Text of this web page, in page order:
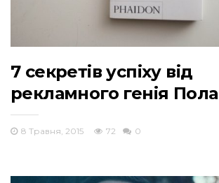
7 секретів успіху від
рекламного генія
8 Травня, 2015 72 0